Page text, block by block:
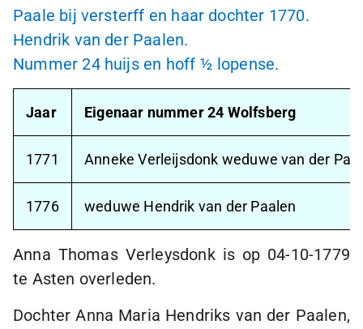
Paale bij versterff en haar dochter 1770.
Hendrik van der Paalen.
Nummer 24 huijs en hoff ½ lopense.
Jaar Eigenaar nummer 24 Wolfsberg
1771 Anneke Verleijsdonk weduwe van der
1776 weduwe Hendrik van der Paalen
Anna Thomas Verleysdonk is op 04-10-1779
te Asten overleden.
Dochter Anna Maria Hendriks van der Paalen,